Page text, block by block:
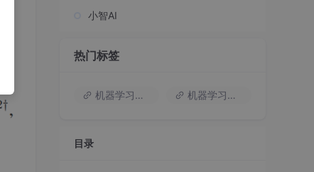
小智AI
热门标签
机器学习入门 机器学习基础知识
目录